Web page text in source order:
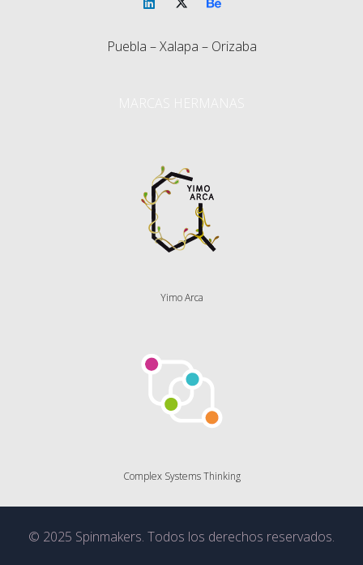
Puebla – Xalapa – Orizaba
Yimo Arca
Complex Systems Thinking
© 2025 Spinmakers. Todos los derechos reservados.